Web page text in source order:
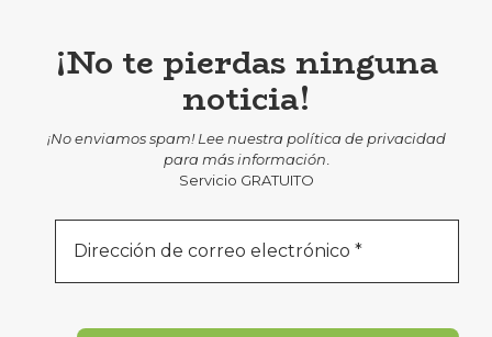
¡No te pierdas ninguna
noticia!
¡No enviamos spam! Lee nuestra política de privacidad
para más información.
Servicio GRATUITO